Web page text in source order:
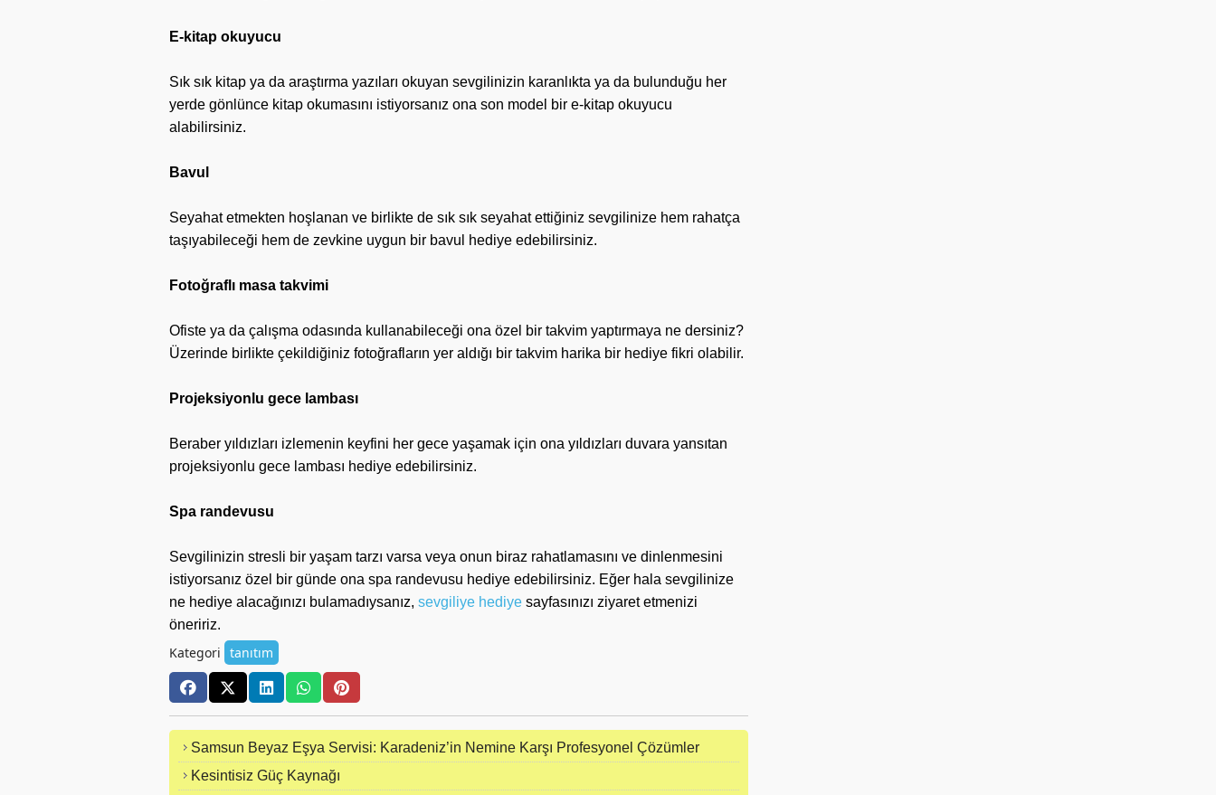
E-kitap okuyucu
Sık sık kitap ya da araştırma yazıları okuyan sevgilinizin karanlıkta ya da bulunduğu her
yerde gönlünce kitap okumasını istiyorsanız ona son model bir e-kitap okuyucu
alabilirsiniz.
Bavul
Seyahat etmekten hoşlanan ve birlikte de sık sık seyahat ettiğiniz sevgilinize hem rahatça
taşıyabileceği hem de zevkine uygun bir bavul hediye edebilirsiniz.
Fotoğraflı masa takvimi
Ofiste ya da çalışma odasında kullanabileceği ona özel bir takvim yaptırmaya ne dersiniz?
Üzerinde birlikte çekildiğiniz fotoğrafların yer aldığı bir takvim harika bir hediye fikri olabilir.
Projeksiyonlu gece lambası
Beraber yıldızları izlemenin keyfini her gece yaşamak için ona yıldızları duvara yansıtan
projeksiyonlu gece lambası hediye edebilirsiniz.
Spa randevusu
Sevgilinizin stresli bir yaşam tarzı varsa veya onun biraz rahatlamasını ve dinlenmesini
istiyorsanız özel bir günde ona spa randevusu hediye edebilirsiniz. Eğer hala sevgilinize
ne hediye alacağınızı bulamadıysanız, sevgiliye hediye sayfasınızı ziyaret etmenizi
öneririz.
Kategori tanıtım
Samsun Beyaz Eşya Servisi: Karadeniz’in Nemine Karşı Profesyonel Çözümler
Kesintisiz Güç Kaynağı